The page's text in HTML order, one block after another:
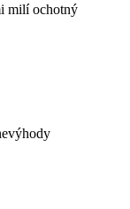
milí ochotný